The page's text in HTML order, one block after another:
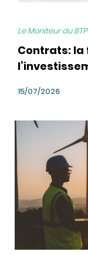
Le Moniteur du BTP
Contrats: la
15/07/2026
bg